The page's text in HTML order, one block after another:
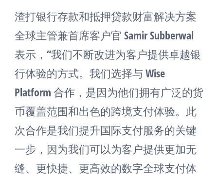
渣打银行存款和抵押贷款财富解决方案
全球主管兼首席客户官 Samir Subberwal
表示，“我们不断改进为客户提供卓越银
行体验的方式。我们选择与 Wise
Platform 合作，是因为他们拥有广泛的货
币覆盖范围和出色的跨境支付体验。此
次合作是我们提升国际支付服务的关键
一步，因为我们可以为客户提供更加无
缝、更快捷、更高效的数字全球支付体